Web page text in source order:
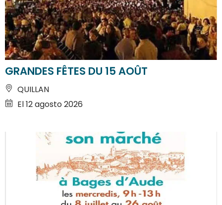
GRANDES FÊTES DU 15 AOÛT
QUILLAN
El 12 agosto 2026